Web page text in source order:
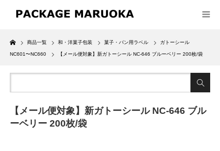
Home
商品一覧 和・洋菓子包装 菓子・パン用ラベル ガトーシール
NC601〜NC660 【メール便対象】新ガトーシール NC-646 ブルーベリー 200枚/袋
【メール便対象】新ガトーシール NC-646 ブル
ーベリー 200枚/袋